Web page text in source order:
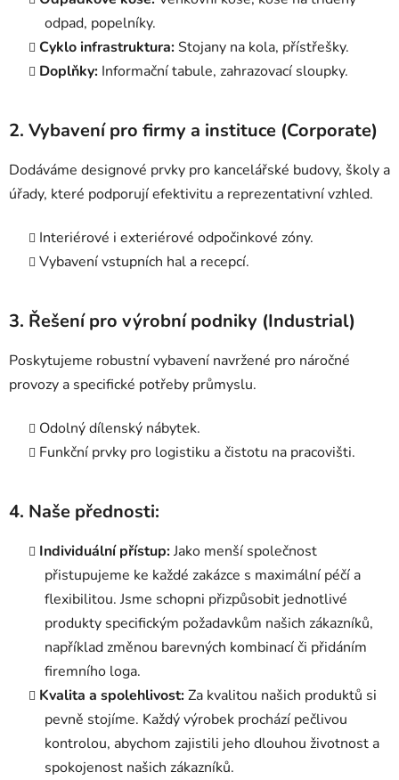
odpad, popelníky.
Cyklo infrastruktura:Stojany na kola, přístřešky.
Doplňky: Informační tabule, zahrazovací sloupky.
2. Vybavení pro firmy a instituce (Corporate)
Dodáváme designové prvky pro kancelářské budovy, školy a
úřady, které podporují efektivitu a reprezentativní vzhled.
Interiérové i exteriérové odpočinkové zóny.
Vybavení vstupních hal a recepcí.
3. Řešení pro výrobní podniky (Industrial)
Poskytujeme robustní vybavení navržené pro náročné
provozy a specifické potřeby průmyslu.
Odolný dílenský nábytek.
Funkční prvky pro logistiku a čistotu na pracovišti.
4. Naše přednosti:
Individuální přístup:Jako menší společnost
přistupujeme ke každé zakázce s maximální péčí a
flexibilitou. Jsme schopni přizpůsobit jednotlivé
produkty specifickým požadavkům našich zákazníků,
například změnou barevných kombinací či přidáním
firemního loga.
Kvalita a spolehlivost:Za kvalitou našich produktů si
pevně stojíme. Každý výrobek prochází pečlivou
kontrolou, abychom zajistili jeho dlouhou životnost a
spokojenost našich zákazníků.